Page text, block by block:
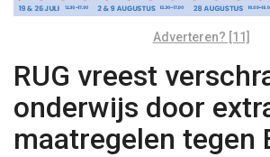
Adverteren? [11]
RUG vreest
onderwijs door
maatregelen tegen